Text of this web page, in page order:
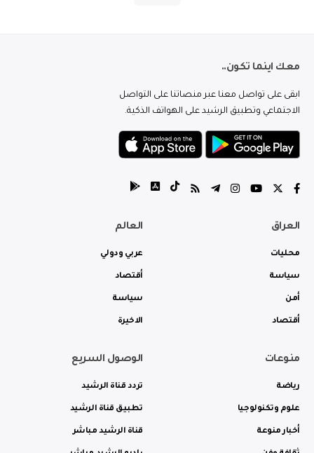
معك اينما تكون..
ابقى على تواصل معنا عبر منصاتنا على التواصل
الاجتماعي وتطبيق الرشيد على الهواتف الذكية.
العراق
محليات
سياسة
أمن
أقتصاد
العالم
عربي ودولي
أقتصاد
سياسة
الاخيرة
منوعات
رياضة
علوم وتكنولوجيا
أخبار منوعة
الوصول السريع
تردد قناة الرشيد
تطبيق قناة الرشيد
قناة الرشيد مباشر